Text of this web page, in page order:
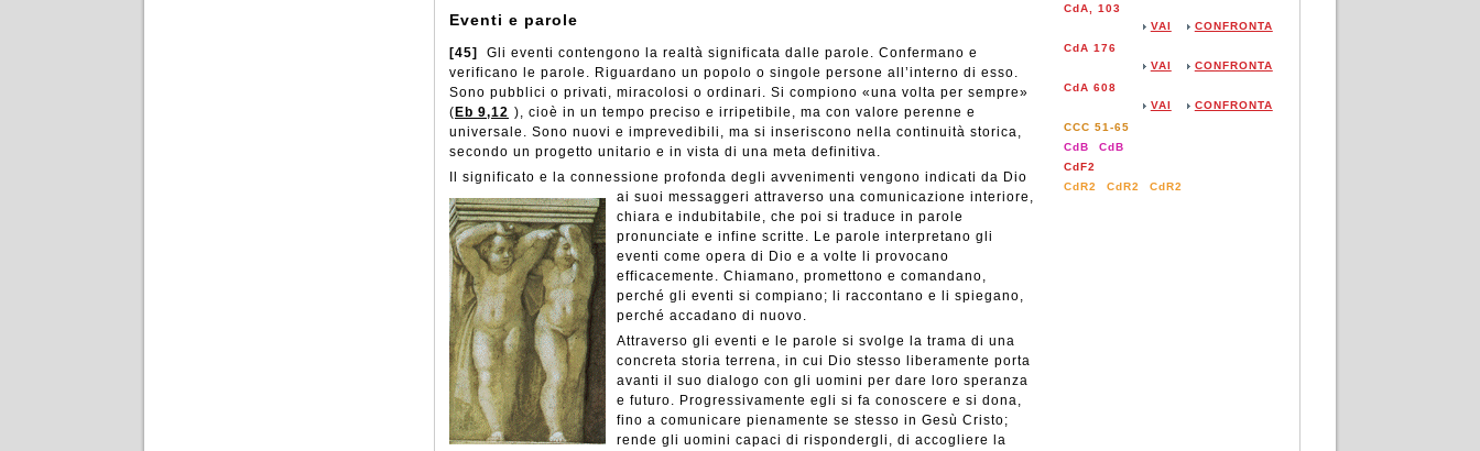
Eventi e parole
[45]
Gli eventi contengono la realtà significata dalle parole. Confermano e
verificano le parole. Riguardano un popolo o singole persone all’interno di esso.
Sono pubblici o privati, miracolosi o ordinari. Si compiono «una volta per sempre»
( Eb 9,12 ), cioè in un tempo preciso e irripetibile, ma con valore perenne e
universale. Sono nuovi e imprevedibili, ma si inseriscono nella continuità storica,
secondo un progetto unitario e in vista di una meta definitiva.
Il significato e la connessione profonda degli avvenimenti vengono indicati da Dio
ai suoi messaggeri attraverso una comunicazione interiore,
chiara e indubitabile, che poi si traduce in parole
pronunciate e infine scritte. Le parole interpretano gli
eventi come opera di Dio e a volte li provocano
efficacemente. Chiamano, promettono e comandano,
perché gli eventi si compiano; li raccontano e li spiegano,
perché accadano di nuovo.
Attraverso gli eventi e le parole si svolge la trama di una
concreta storia terrena, in cui Dio stesso liberamente porta
avanti il suo dialogo con gli uomini per dare loro speranza
e futuro. Progressivamente egli si fa conoscere e si dona,
fino a comunicare pienamente se stesso in Gesù Cristo;
rende gli uomini capaci di rispondergli, di accogliere la
CdA, 103
CONFRONTA
VAI
CdA 176
CONFRONTA
VAI
CdA 608
CONFRONTA
VAI
CCC 51-65
CdB
CdB
CdF2
CdR2
CdR2 CdR2